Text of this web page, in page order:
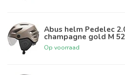
Abus helm Pedelec
champagne gold M
Op voorraad